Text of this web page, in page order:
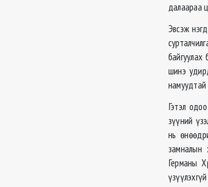
далаараа
Эвсэж
шинэ
намуудтай
Гэтэл
зүүний
нь
Германы